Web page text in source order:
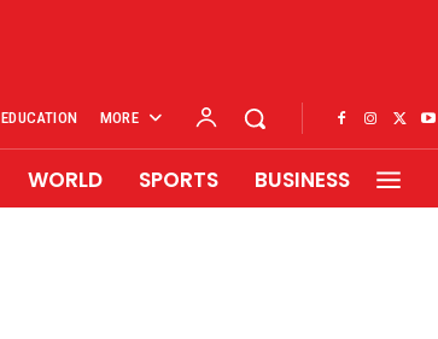
EDUCATION MORE
WORLD SPORTS BUSINESS